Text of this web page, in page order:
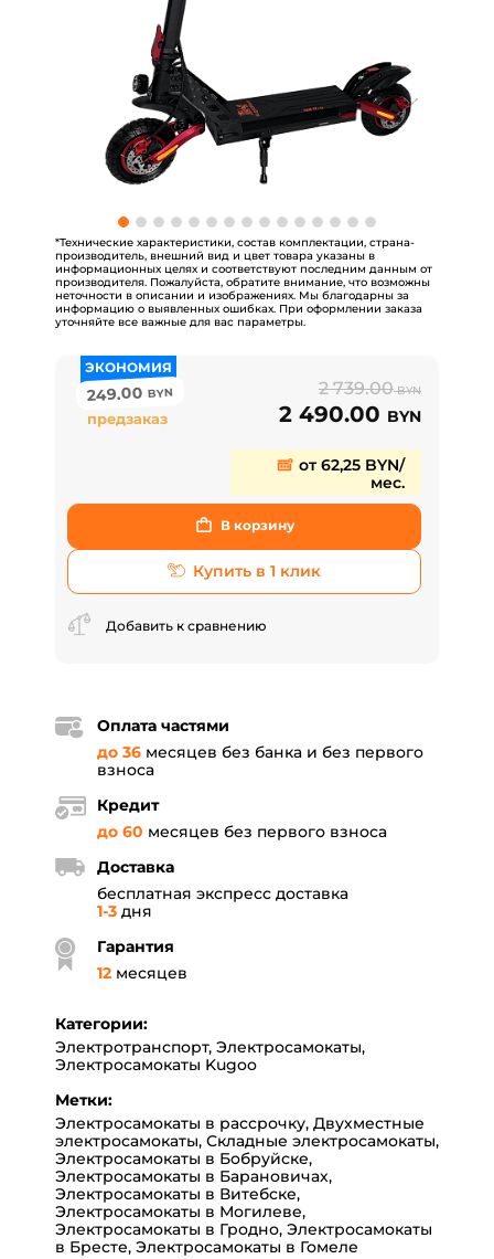
*Технические характеристики, состав комплектации, страна-
производитель, внешний вид и цвет товара указаны в
информационных целях и соответствуют последним данным от
производителя. Пожалуйста, обратите внимание, что возможны
неточности в описании и изображениях. Мы благодарны за
информацию о выявленных ошибках. При оформлении заказа
уточняйте все важные для вас параметры.
ЭКОНОМИЯ
249.00BYN
предзаказ
2 739.00BYN
2 490.00 BYN
от 62,25 BYN/
мес.
В корзину
Купить в 1 клик
Добавить к сравнению
Оплата частями
до 36 месяцев без банка и без первого
взноса
Кредит
до 60 месяцев без первого взноса
Доставка
бесплатная экспресс доставка
1-3 дня
Гарантия
12 месяцев
Категории:
Электротранспорт, Электросамокаты,
Электросамокаты Kugoo
Метки:
Электросамокаты в рассрочку, Двухместные
электросамокаты, Складные электросамокаты,
Электросамокаты в Бобруйске,
Электросамокаты в Барановичах,
Электросамокаты в Витебске,
Электросамокаты в Могилеве,
Электросамокаты в Гродно, Электросамокаты
в Бресте, Электросамокаты в Гомеле